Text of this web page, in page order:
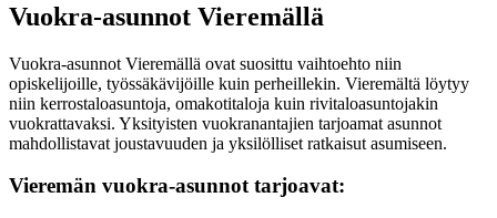
Vuokra-asunnot Vieremällä
Vuokra-asunnot Vieremällä ovat suosittu vaihtoehto niin
opiskelijoille, työssäkävijöille kuin perheillekin. Vieremältä löytyy
niin kerrostaloasuntoja, omakotitaloja kuin rivitaloasuntojakin
vuokrattavaksi. Yksityisten vuokranantajien tarjoamat asunnot
mahdollistavat joustavuuden ja yksilölliset ratkaisut asumiseen.
Vieremän vuokra-asunnot tarjoavat: